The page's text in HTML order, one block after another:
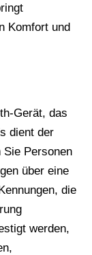
Komfort und
Gerät, das
dient der
Sie Personen
über eine
die
werden,